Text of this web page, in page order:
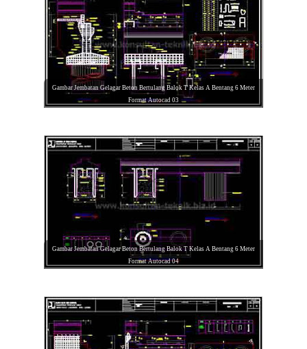
Gambar Jembatan Gelagar Beton Bertulang Balok T Kelas A Bentang 6 Meter
Format Autocad 03
Gambar Jembatan Gelagar Beton Bertulang Balok T Kelas A Bentang 6 Meter
Format Autocad 04